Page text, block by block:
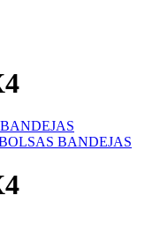
BANDEJAS